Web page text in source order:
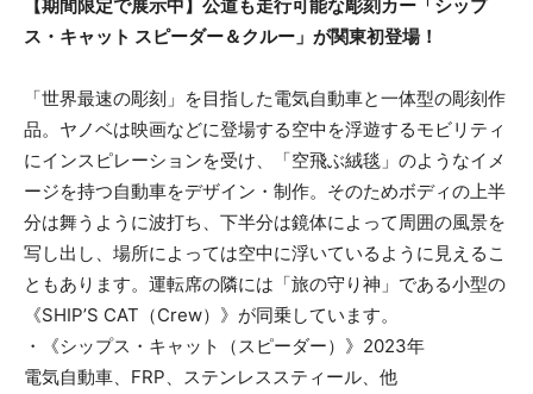
【期間限定で展示中】公道も走行可能な彫刻カー「シップ
ス・キャット スピーダー＆クルー」が関東初登場！
「世界最速の彫刻」を目指した電気自動車と一体型の彫刻作
品。ヤノベは映画などに登場する空中を浮遊するモビリティ
にインスピレーションを受け、「空飛ぶ絨毯」のようなイメ
ージを持つ自動車をデザイン・制作。そのためボディの上半
分は舞うように波打ち、下半分は鏡体によって周囲の風景を
写し出し、場所によっては空中に浮いているように見えるこ
ともあります。運転席の隣には「旅の守り神」である小型の
《SHIP’S CAT（Crew）》が同乗しています。
・《シップス・キャット（スピーダー）》2023年
電気自動車、FRP、ステンレススティール、他